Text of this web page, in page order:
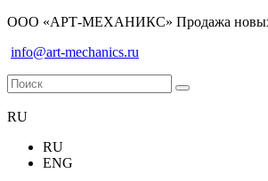
ООО «АРТ-МЕХАНИКС» Продажа новых
info@art-mechanics.ru
RU
RU
ENG